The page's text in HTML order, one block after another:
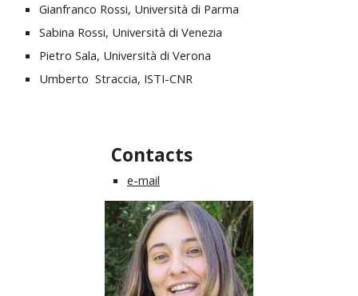
Gianfranco Rossi, Università di Parma
Sabina Rossi, Università di Venezia
Pietro Sala, Università di Verona
Umberto  Straccia, ISTI-CNR
Contacts
e-mail